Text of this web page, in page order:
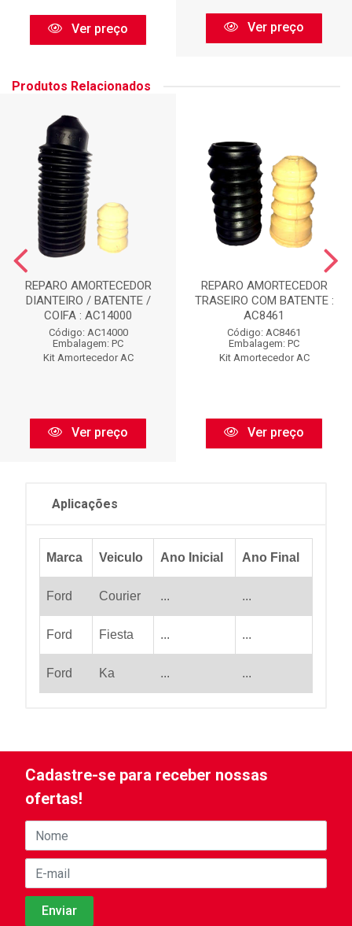
Ver preço Ver preço
Produtos Relacionados
REPARO AMORTECEDOR
DIANTEIRO / BATENTE /
COIFA : AC14000
Código: AC14000
Embalagem: PC
Kit Amortecedor AC
Ver preço
REPARO AMORTECEDOR
TRASEIRO COM BATENTE :
AC8461
Código: AC8461
Embalagem: PC
Kit Amortecedor AC
Ver preço
Aplicações
Marca Veiculo Ano Inicial Ano Final
Ford Courier ... ...
Ford Fiesta ... ...
Ford Ka ... ...
Cadastre-se para receber nossas
ofertas!